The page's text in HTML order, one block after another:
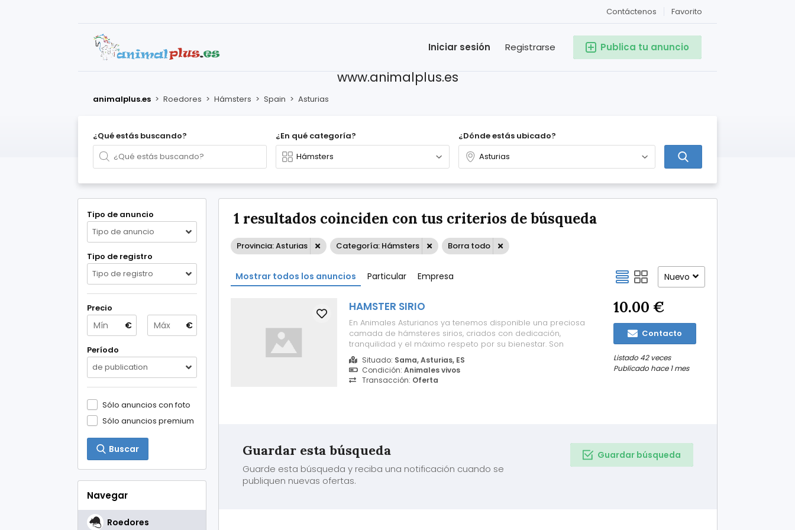
Favorito
Contáctenos
Publica tu anuncio
Registrarse
Iniciar sesión
www.animalplus.es
animalplus.es > Roedores > Hámsters > Spain > Asturias
¿Qué estás buscando? ¿En qué categoría? ¿Dónde estás ubicado?
Tipo de anuncio
Tipo de anuncio
Tipo de registro
Tipo de registro
Precio
€ €
Período
de publication
Sólo anuncios con foto
Sólo anuncios premium
Buscar
Navegar
Roedores
1 resultados coinciden con tus criterios de búsqueda
Provincia: Asturias Categoría: Hámsters Borra todo
Mostrar todos los anuncios Particular Empresa Nuevo
HAMSTER SIRIO
En Animales Asturianos ya tenemos disponible una preciosa
camada de hámsteres sirios, criados con dedicación,
tranquilidad y el máximo respeto por su bienestar. Son
animales dóciles, curiosos e inteligentes, ideales tanto para
personas que se inician en el cuidado de pequeños
mamíferos como para familias y aficionados ...
Situado: Sama, Asturias, ES
Condición: Animales vivos
Transacción: Oferta
10.00 €
Contacto
Listado 42 veces
Publicado hace 1 mes
Guardar esta búsqueda
Guarde esta búsqueda y reciba una notificación cuando se
publiquen nuevas ofertas.
Guardar búsqueda